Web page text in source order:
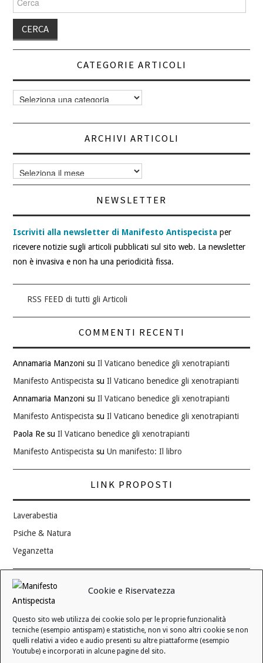
Cookie e Riservatezza
Questo sito web utilizza dei cookie solo per le proprie funzionalità
tecniche (esempio antispam) e statistiche, non vi sono altri cookie se non
quelli relativi a video e audio presenti su altre piattaforme (esempio
Youtube) e incorporati in alcune pagine del sito.
per:
CATEGORIE ARTICOLI
Categorie
articoli
ARCHIVI ARTICOLI
Archivi
articoli
NEWSLETTER
Iscriviti alla newsletter di Manifesto Antispecista per
ricevere notizie sugli articoli pubblicati sul sito web. La newsletter
non è invasiva e non ha una periodicità fissa.
RSS FEED di tutti gli Articoli
COMMENTI RECENTI
Annamaria Manzoni suIl Vaticano benedice gli xenotrapianti
Manifesto Antispecista suIl Vaticano benedice gli xenotrapianti
Annamaria Manzoni suIl Vaticano benedice gli xenotrapianti
Manifesto Antispecista suIl Vaticano benedice gli xenotrapianti
Paola Re suIl Vaticano benedice gli xenotrapianti
Manifesto Antispecista suUn manifesto: Il libro
LINK PROPOSTI
Laverabestia
Psiche & Natura
Veganzetta
Modifica consenso ai cookie
REVOCA IL TUO CONSENSO
Stato attuale: Negato